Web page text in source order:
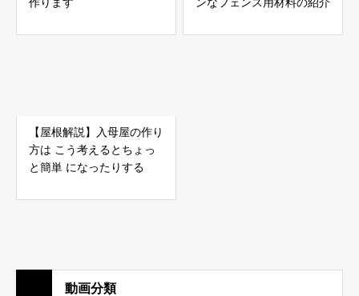
【屋根解説】入母屋の作り
方は こう考えるとちょっ
と簡単 になったりする
動画分類